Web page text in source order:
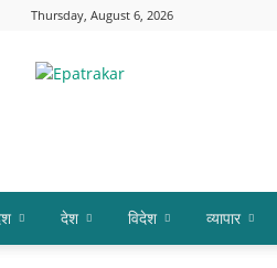
Thursday, August 6, 2026
Epatrakar
देश विदेश व्यापार